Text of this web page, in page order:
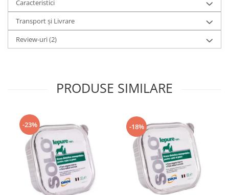
Caracteristici
Transport și Livrare
Review-uri(2)
PRODUSE SIMILARE
-23% -18%